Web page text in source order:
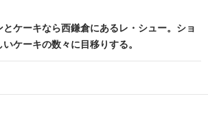
ケーキなら西鎌倉にあるレ・シュー。ショ
ケーキの数々に目移りする。